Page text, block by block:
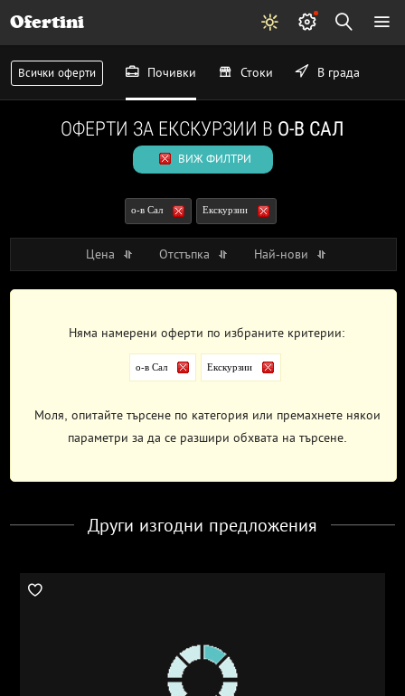
Ofertini
Всички оферти Почивки Стоки В града
ОФЕРТИ ЗА ЕКСКУРЗИИ В О-В САЛ
ВИЖ ФИЛТРИ
о-в Сал Екскурзии
Цена Отстъпка Най-нови
Няма намерени оферти по избраните критерии:
о-в Сал Екскурзии
Моля, опитайте търсене по категория или премахнете някои
параметри за да се разшири обхвата на търсене.
Други изгодни предложения